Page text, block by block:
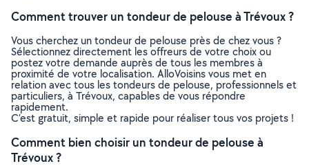
Comment trouver un tondeur de pelouse à Trévoux ?
Vous cherchez un tondeur de pelouse près de chez vous ?
Sélectionnez directement les offreurs de votre choix ou
postez votre demande auprès de tous les membres à
proximité de votre localisation. AlloVoisins vous met en
relation avec tous les tondeurs de pelouse, professionnels et
particuliers, à Trévoux, capables de vous répondre
rapidement.
C’est gratuit, simple et rapide pour réaliser tous vos projets !
Comment bien choisir un tondeur de pelouse à
Trévoux ?